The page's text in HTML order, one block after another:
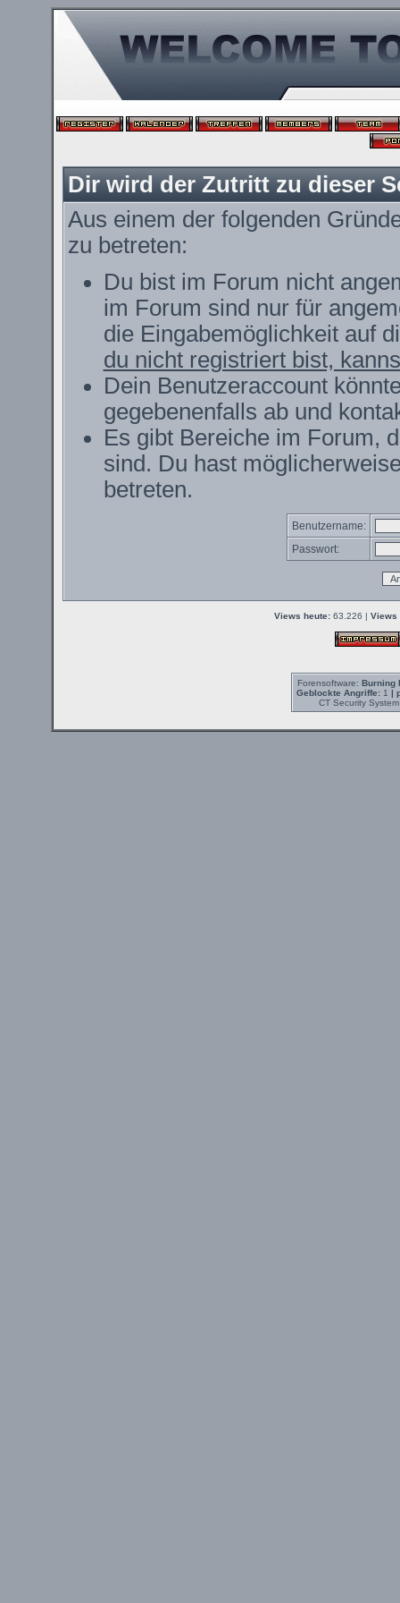
Dir wird der Zutritt zu dieser
Aus einem der folgenden
zu betreten:
Du bist im Forum nicht
im Forum sind nur für
die Eingabemöglichkeit auf
du nicht registriert bist,
Dein Benutzeraccount
gegebenenfalls ab und
Es gibt Bereiche im Forum,
sind. Du hast
betreten.
Benutzername:
Passwort:
Views heute: 63.226 | Views
Forensoftware: Burning
Geblockte Angriffe:1 |
CT Security